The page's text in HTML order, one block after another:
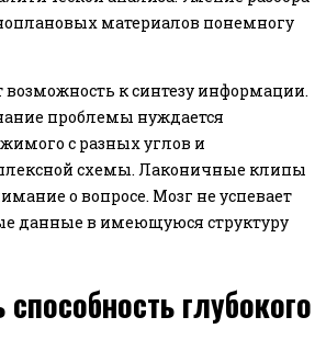
материалов понемногу
возможность к синтезу информации.
проблемы нуждается
с разных углов и
схемы. Лаконичные клипы
о вопросе. Мозг не успевает
данные в имеющуюся структуру
глубокого